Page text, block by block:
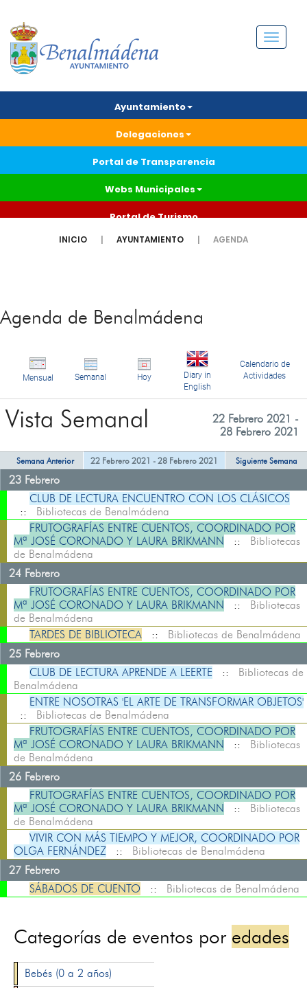
Menú
Ayuntamiento
Delegaciones
Portal de Transparencia
Webs Municipales
Portal de Turismo
INICIO AYUNTAMIENTO AGENDA
Agenda de Benalmádena
Mensual Semanal Hoy
Diary in
English
Calendario de
Actividades
Vista Semanal
22 Febrero 2021 -
28 Febrero 2021
Semana Anterior 22 Febrero 2021 - 28 Febrero 2021 Siguiente Semana
23 Febrero
CLUB DE LECTURA ENCUENTRO CON LOS CLÁSICOS
:: Bibliotecas de Benalmádena
FRUTOGRAFÍAS ENTRE CUENTOS, COORDINADO POR
Mª JOSÉ CORONADO Y LAURA BRIKMANN :: Bibliotecas
de Benalmádena
24 Febrero
FRUTOGRAFÍAS ENTRE CUENTOS, COORDINADO POR
Mª JOSÉ CORONADO Y LAURA BRIKMANN :: Bibliotecas
de Benalmádena
TARDES DE BIBLIOTECA :: Bibliotecas de Benalmádena
25 Febrero
CLUB DE LECTURA APRENDE A LEERTE :: Bibliotecas de
Benalmádena
ENTRE NOSOTRAS 'EL ARTE DE TRANSFORMAR OBJETOS'
:: Bibliotecas de Benalmádena
FRUTOGRAFÍAS ENTRE CUENTOS, COORDINADO POR
Mª JOSÉ CORONADO Y LAURA BRIKMANN :: Bibliotecas
de Benalmádena
26 Febrero
FRUTOGRAFÍAS ENTRE CUENTOS, COORDINADO POR
Mª JOSÉ CORONADO Y LAURA BRIKMANN :: Bibliotecas
de Benalmádena
VIVIR CON MÁS TIEMPO Y MEJOR, COORDINADO POR
OLGA FERNÁNDEZ :: Bibliotecas de Benalmádena
27 Febrero
SÁBADOS DE CUENTO :: Bibliotecas de Benalmádena
Categorías de eventos por edades
Bebés (0 a 2 años)